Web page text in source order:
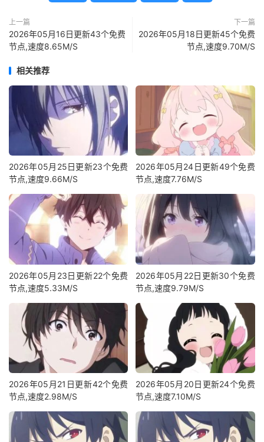
上一篇
2026年05月16日更新43个免费
节点,速度8.65M/S
下一篇
2026年05月18日更新45个免费
节点,速度9.70M/S
相关推荐
2026年05月25日更新23个免费
节点,速度9.66M/S
2026年05月24日更新49个免费
节点,速度7.76M/S
2026年05月23日更新22个免费
节点,速度5.33M/S
2026年05月22日更新30个免费
节点,速度9.79M/S
2026年05月21日更新42个免费
节点,速度2.98M/S
2026年05月20日更新24个免费
节点,速度7.10M/S